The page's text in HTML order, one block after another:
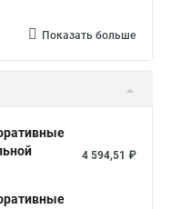
Показать больше
4 594,51 ₽